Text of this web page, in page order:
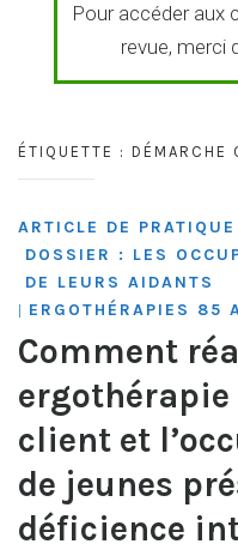
Pour accéder aux
revue, merci
ÉTIQUETTE : DÉMARCHE
ARTICLE DE
DOSSIER : LES
DE LEURS AIDANTS
| ERGOTHÉRAPIES 85
Comment
client et
de jeunes
déficience